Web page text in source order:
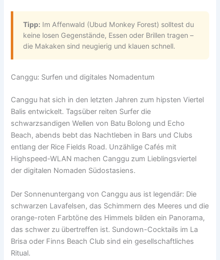
Tipp: Im Affenwald (Ubud Monkey Forest) solltest du
keine losen Gegenstände, Essen oder Brillen tragen –
die Makaken sind neugierig und klauen schnell.
Canggu: Surfen und digitales Nomadentum
Canggu hat sich in den letzten Jahren zum hipsten Viertel
Balis entwickelt. Tagsüber reiten Surfer die
schwarzsandigen Wellen von Batu Bolong und Echo
Beach, abends bebt das Nachtleben in Bars und Clubs
entlang der Rice Fields Road. Unzählige Cafés mit
Highspeed-WLAN machen Canggu zum Lieblingsviertel
der digitalen Nomaden Südostasiens.
Der Sonnenuntergang von Canggu aus ist legendär: Die
schwarzen Lavafelsen, das Schimmern des Meeres und die
orange-roten Farbtöne des Himmels bilden ein Panorama,
das schwer zu übertreffen ist. Sundown-Cocktails im La
Brisa oder Finns Beach Club sind ein gesellschaftliches
Ritual.